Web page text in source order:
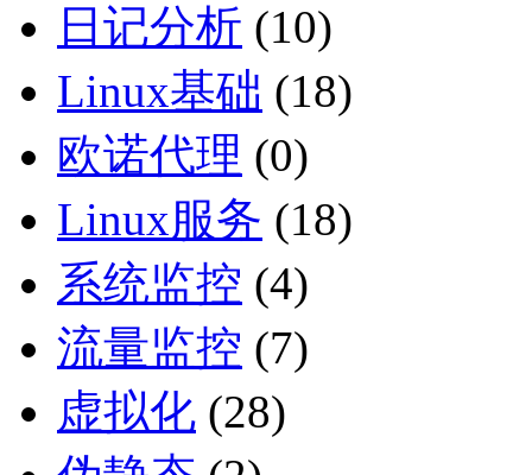
日记分析 (10)
Linux基础 (18)
欧诺代理 (0)
Linux服务 (18)
系统监控 (4)
流量监控 (7)
虚拟化 (28)